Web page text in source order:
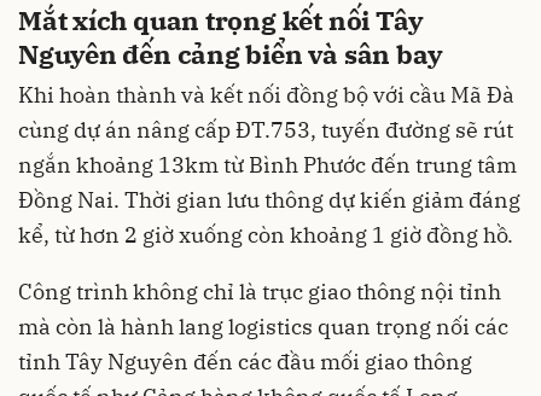
Mắt xích quan trọng kết nối Tây
Nguyên đến cảng biển và sân bay
Khi hoàn thành và kết nối đồng bộ với cầu Mã Đà
cùng dự án nâng cấp ĐT.753, tuyến đường sẽ rút
ngắn khoảng 13km từ Bình Phước đến trung tâm
Đồng Nai. Thời gian lưu thông dự kiến giảm đáng
kể, từ hơn 2 giờ xuống còn khoảng 1 giờ đồng hồ.
Công trình không chỉ là trục giao thông nội tỉnh
mà còn là hành lang logistics quan trọng nối các
tỉnh Tây Nguyên đến các đầu mối giao thông